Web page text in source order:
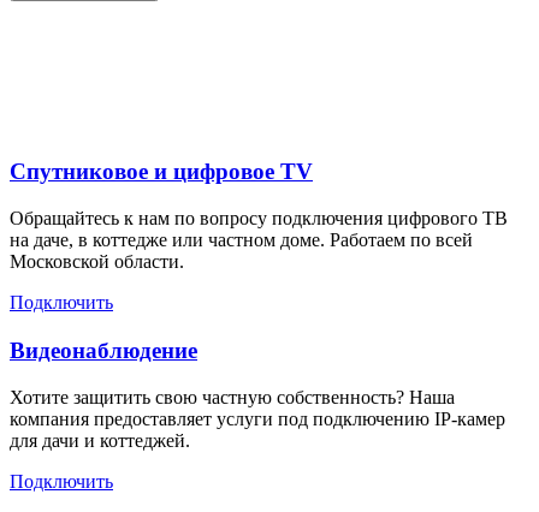
Спутниковое и цифровое TV
Обращайтесь к нам по вопросу подключения цифрового ТВ
на даче, в коттедже или частном доме. Работаем по всей
Московской области.
Подключить
Видеонаблюдение
Хотите защитить свою частную собственность? Наша
компания предоставляет услуги под подключению IP-камер
для дачи и коттеджей.
Подключить